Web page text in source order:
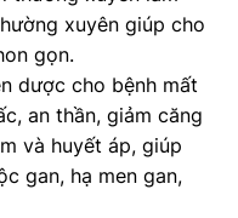
xuyên giúp cho
gọn.
dược cho bệnh mất
an thần, giảm căng
và huyết áp, giúp
gan, hạ men gan,